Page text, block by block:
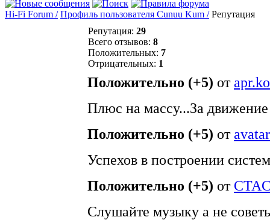
Hi-Fi Forum / Профиль пользователя Cunuu Kum / Репутация
Репутация: 29
Всего отзывов: 8
Положительных: 7
Отрицательных: 1
Положительно (+5) от
Плюс на массу...За
Положительно (+5) отavatar
Успехов в построении
Положительно (+5) от
Слушайте музыку а не